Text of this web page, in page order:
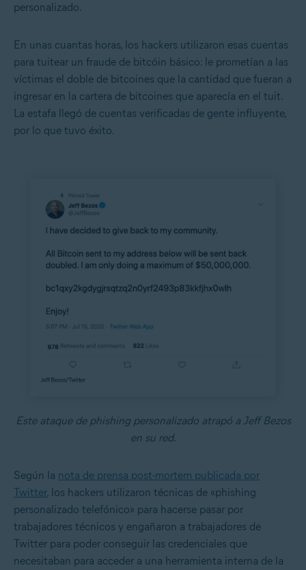
personalizado.
En unas cuantas horas, los hackers utilizaron esas cuentas
para tuitear un fraude de bitcóin básico: le prometían a las
víctimas el doble de bitcoines que la cantidad que fueran a
ingresar en la cartera de bitcoines que aparecía en el tuit.
La estafa llegó de cuentas verificadas de gente influyente,
por lo que tuvo éxito.
Este ataque de phishing personalizado atrapó a Jeff Bezos
en su red.
Según la nota de prensa post-mortem publicada por
Twitter, los hackers utilizaron técnicas de «phishing
personalizado telefónico» para hacerse pasar por
trabajadores técnicos y engañaron a trabajadores de
Twitter para poder conseguir las credenciales que
necesitaban para acceder a una herramienta interna de la